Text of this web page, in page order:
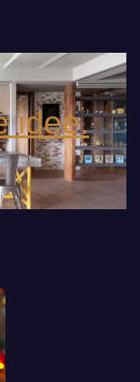
idee.